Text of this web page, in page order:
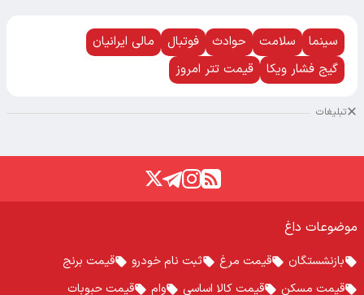
سینما سلامت حوادث فوتبال
مالی ایرانیان
گیج فشار ویکا
قیمت تتر امروز
تبلیغات
موضوعات داغ
بازنشستگان قیمت مرغ ثبت نام خودرو
قیمت برنج
قیمت مسکن
قیمت کالا اساسی وام قیمت حبوبات